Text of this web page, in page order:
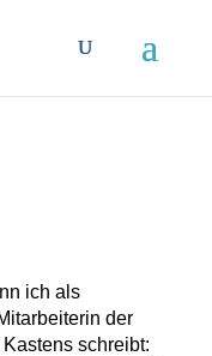
ich als
der
schreibt: